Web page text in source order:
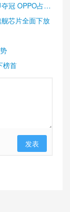
冠 OPPO占据
芯片全面下放
榜首
发表